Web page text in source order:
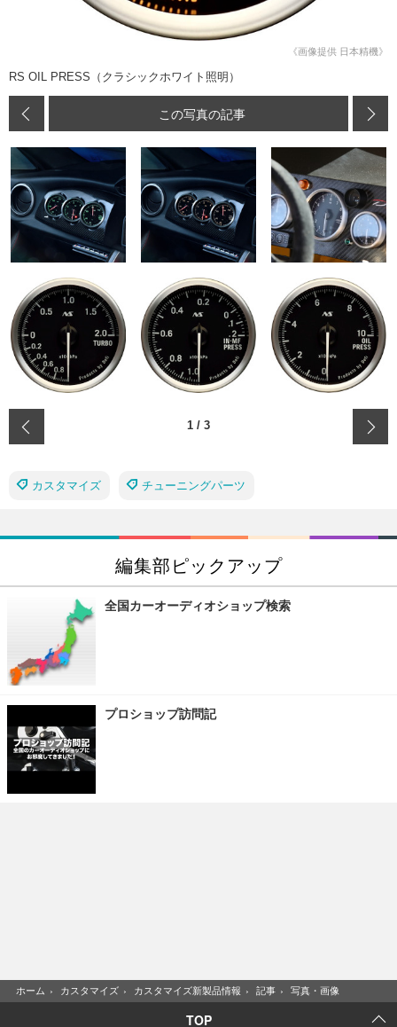
《画像提供 日本精機》
RS OIL PRESS（クラシックホワイト照明）
この写真の記事
1 / 3
カスタマイズ チューニングパーツ
編集部ピックアップ
全国カーオーディオショップ検索
プロショップ訪問記
ホーム › カスタマイズ › カスタマイズ新製品情報 › 記事 › 写真・画像
TOP